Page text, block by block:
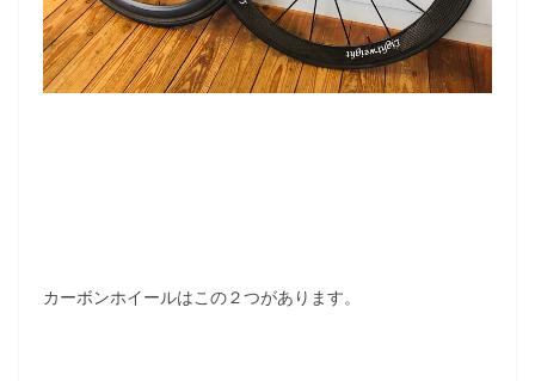
カーボンホイールはこの２つがあります。